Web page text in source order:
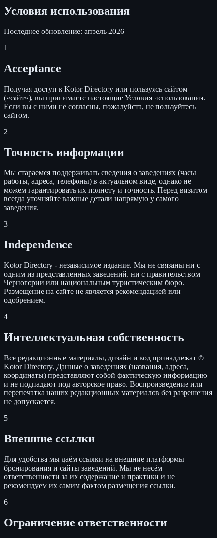
Условия использования
Последнее обновление: апрель 2026
1
Acceptance
Получая доступ к Kotor Directory или пользуясь сайтом
(«сайт»), вы принимаете настоящие Условия использования.
Если вы с ними не согласны, пожалуйста, не пользуйтесь
сайтом.
2
Точность информации
Мы стараемся поддерживать сведения о заведениях (часы
работы, адреса, телефоны) в актуальном виде, однако не
можем гарантировать их полноту и точность. Перед визитом
всегда уточняйте важные детали напрямую у самого
заведения.
3
Independence
Kotor Directory - независимое издание. Мы не связаны ни с
одним из представленных заведений, ни с правительством
Черногории или национальным туристическим бюро.
Размещение на сайте не является рекомендацией или
одобрением.
4
Интеллектуальная собственность
Все редакционные материалы, дизайн и код принадлежат ©
Kotor Directory. Данные о заведениях (названия, адреса,
координаты) представляют собой фактическую информацию
и не подпадают под авторское право. Воспроизведение или
перепечатка наших редакционных материалов без разрешения
не допускается.
5
Внешние ссылки
Для удобства мы даём ссылки на внешние платформы
бронирования и сайты заведений. Мы не несём
ответственности за их содержание и практики и не
рекомендуем их самим фактом размещения ссылки.
6
Ограничение ответственности